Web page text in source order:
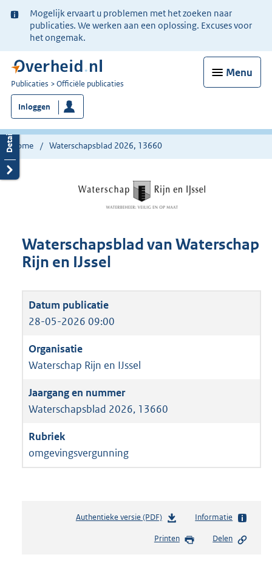
Ter
informatie:
Mogelijk ervaart u problemen met het zoeken naar
publicaties. We werken aan een oplossing. Excuses voor
het ongemak.
Menu
U
bent
nu
hier:
Publicaties Officiële publicaties
Inloggen
Home Waterschapsblad 2026, 13660
Waterschapsblad van Waterschap
Rijn en IJssel
28-05-2026 09:00
Waterschap Rijn en IJssel
Waterschapsblad 2026, 13660
omgevingsvergunning
Authentieke versie (PDF)b
s
Informatie
Printen Delen